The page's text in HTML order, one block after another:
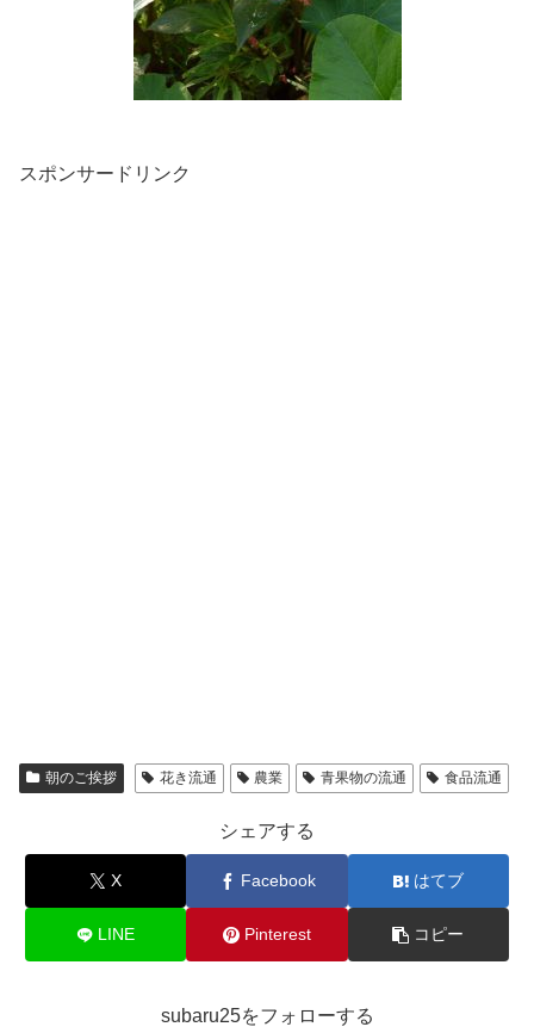
スポンサードリンク
朝のご挨拶 花き流通 農業 青果物の流通 食品流通
シェアする
X Facebook はてブ
LINE Pinterest コピー
subaru25をフォローする